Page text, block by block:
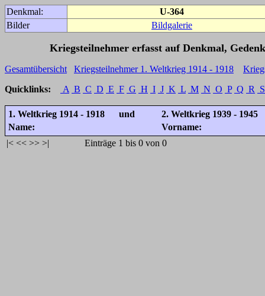
Denkmal:
U-364
Bilder
Bildgalerie
Kriegsteilnehmer erfasst auf Denkmal,
Gesamtübersicht Kriegsteilnehmer 1. Weltkrieg 1914 - 1918
Quicklinks:
A B C D E F G H I J K L M N O P Q R S
1. Weltkrieg 1914 - 1918 und
2. Weltkrieg 1939 - 1945
Name:
Vorname:
|< << >> >| Einträge 1 bis 0 von 0